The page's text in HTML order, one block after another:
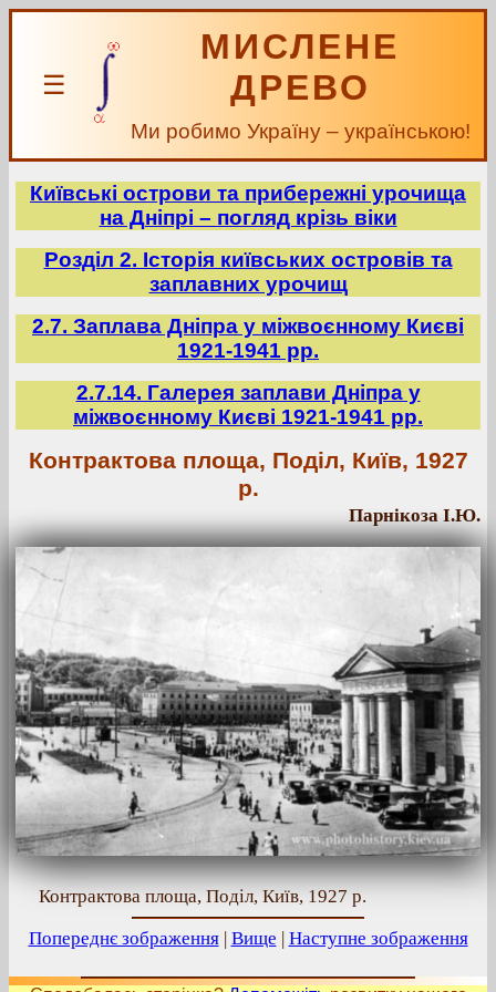
☰
МИСЛЕНЕ
ДРЕВО
Ми робимо Україну – українською!
Київські острови та прибережні урочища
на Дніпрі – погляд крізь віки
Розділ 2. Історія київських островів та
заплавних урочищ
2.7. Заплава Дніпра у міжвоєнному Києві
1921-1941 рр.
2.7.14. Галерея заплави Дніпра у
міжвоєнному Києві 1921-1941 рр.
Контрактова площа, Поділ, Київ, 1927
р.
Парнікоза І.Ю.
Контрактова площа, Поділ, Київ, 1927 р.
Попереднє зображення| Вище Наступне зображення